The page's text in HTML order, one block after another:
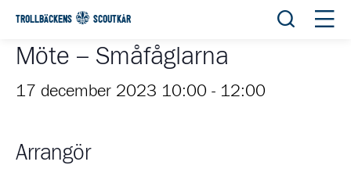
TROLLBÄCKENS SCOUTKÅR Öppna
Möte – Småfåglarna
17 december 2023 10:00 - 12:00
Arrangör